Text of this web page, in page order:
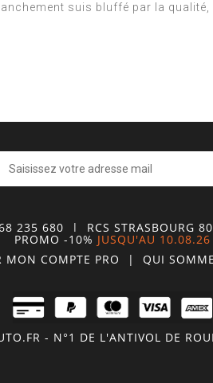
suis bluffé par la
235 680 | RCS STRASBOURG
PROMO -10% JUSQU'AU 10.08.26
MON COMPTE PRO | QUI
- N°1 DE L'ANTIVOL DE